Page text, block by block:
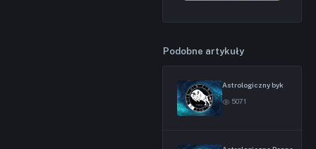
Podobne artykuły
Astrologiczny byk
5071